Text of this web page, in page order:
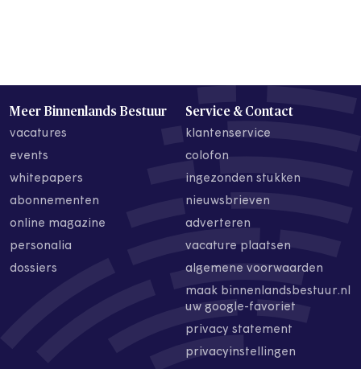
Meer Binnenlands Bestuur
vacatures
events
whitepapers
abonnementen
online magazine
personalia
dossiers
Service & Contact
klantenservice
colofon
ingezonden stukken
nieuwsbrieven
adverteren
vacature plaatsen
algemene voorwaarden
maak binnenlandsbestuur.nl
uw google-favoriet
privacy statement
privacyinstellingen